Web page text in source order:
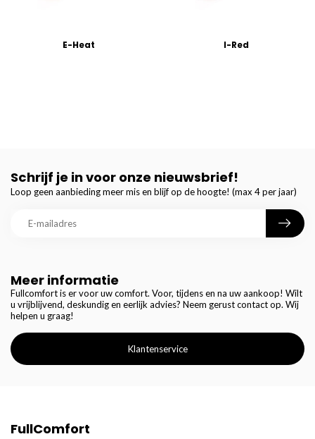
E-Heat I-Red
Meer informatie
Fullcomfort is er voor uw comfort. Voor, tijdens en na uw aankoop! Wilt
u vrijblijvend, deskundig en eerlijk advies? Neem gerust contact op. Wij
helpen u graag!
Klantenservice
Schrijf je in voor onze nieuwsbrief!
Loop geen aanbieding meer mis en blijf op de hoogte! (max 4 per jaar)
FullComfort